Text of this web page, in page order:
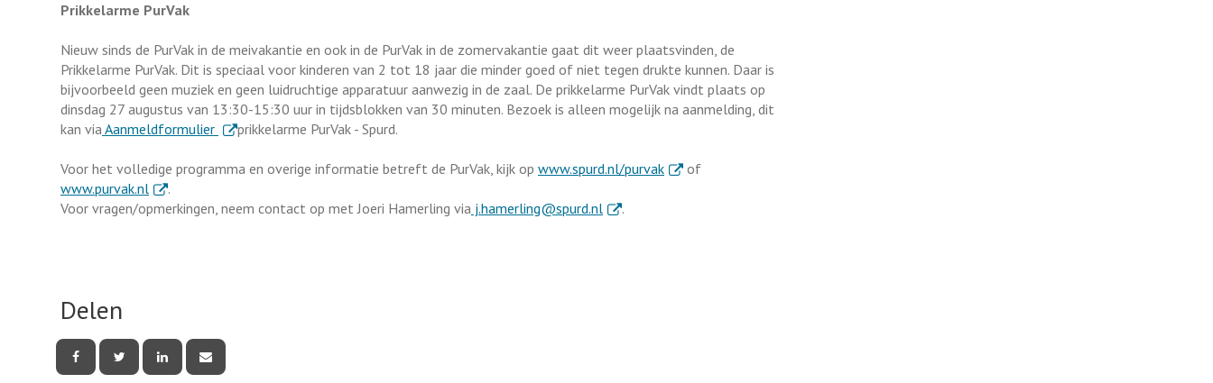
Prikkelarme PurVak
Nieuw sinds de PurVak in de meivakantie en ook in de PurVak in de zomervakantie gaat dit weer plaatsvinden, de
Prikkelarme PurVak. Dit is speciaal voor kinderen van 2 tot 18 jaar die minder goed of niet tegen drukte kunnen. Daar is
bijvoorbeeld geen muziek en geen luidruchtige apparatuur aanwezig in de zaal. De prikkelarme PurVak vindt plaats op
dinsdag 27 augustus van 13:30-15:30 uur in tijdsblokken van 30 minuten. Bezoek is alleen mogelijk na aanmelding, dit
kan via Aanmeldformulier . Externe link
prikkelarme PurVak - Spurd.
Voor het volledige programma en overige informatie betreft de PurVak, kijk op www.spurd.nl/purvak. Externe link
of
www.purvak.nl. Externe link
.
Voor vragen/opmerkingen, neem contact op met Joeri Hamerling via j.hamerling@spurd.nl. Externe link
.
Delen
deze deze deze deze